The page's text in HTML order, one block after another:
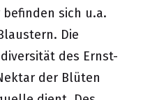
sich u.a.
Die
des Ernst-
der Blüten